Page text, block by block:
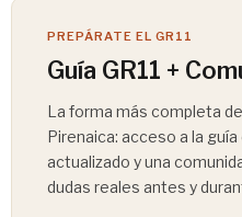
PREPÁRATE EL GR11
Guía GR11 +
La forma más completa
Pirenaica: acceso a la
actualizado y una
dudas reales antes y